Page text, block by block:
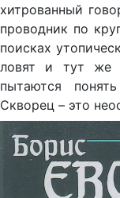
хитрованный
проводник по
поисках
ловят и тут же
пытаются
Скворец – это